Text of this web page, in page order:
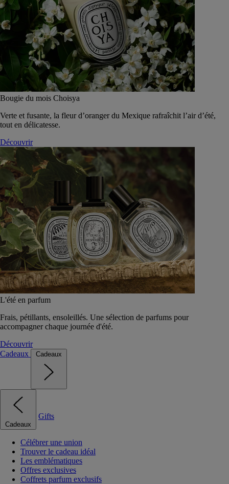
Bougie du mois Choisya
Verte et fusante, la fleur d’oranger du Mexique rafraîchit l’air d’été,
tout en délicatesse.
Découvrir
L'été en parfum
Frais, pétillants, ensoleillés. Une sélection de parfums pour
accompagner chaque journée d'été.
Découvrir
Cadeaux
Cadeaux
Cadeaux
Gifts
Célébrer une union
Trouver le cadeau idéal
Les emblématiques
Offres exclusives
Coffrets parfum exclusifs